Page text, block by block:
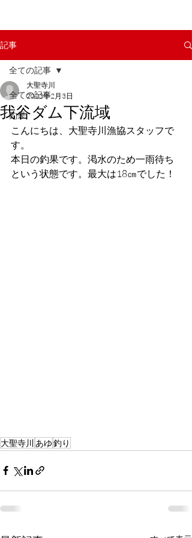
記事
全ての記事
釣果
全ての記事
我谷ダム下流域
大聖寺川
2023年2月3日
こんにちは、大聖寺川漁協スタッフで
す。
本日の釣果です。渇水のため一雨待ち
という状態です。最大は18㎝でした！
大聖寺川 あゆ釣り